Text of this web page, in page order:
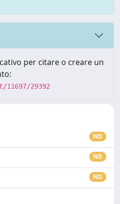
per citare o creare un
29392
ND
ND
ND